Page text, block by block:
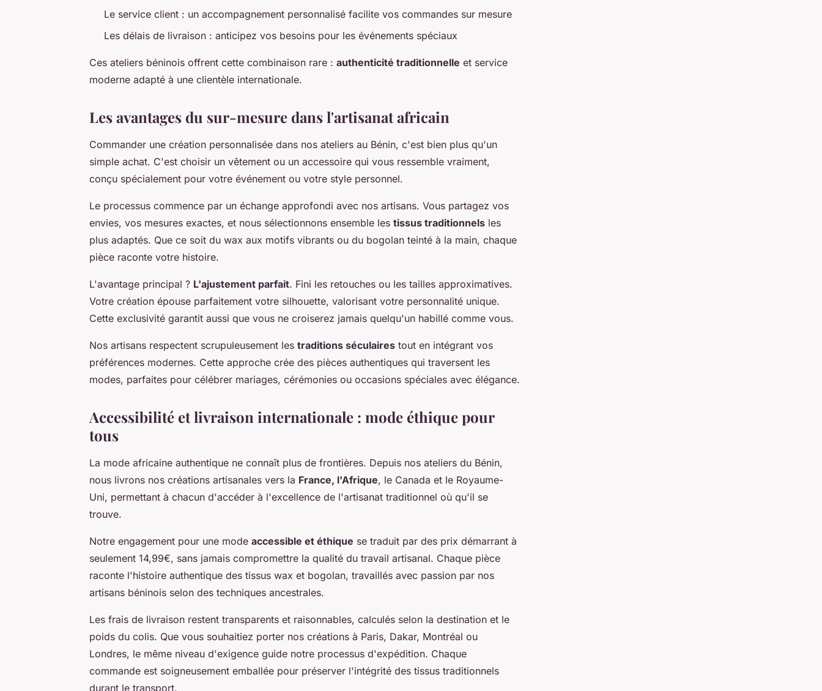
Le service client : un accompagnement personnalisé facilite vos commandes sur mesure
Les délais de livraison : anticipez vos besoins pour les événements spéciaux
Ces ateliers béninois offrent cette combinaison rare : authenticité traditionnelle et service
moderne adapté à une clientèle internationale.
Les avantages du sur-mesure dans l'artisanat africain
Commander une création personnalisée dans nos ateliers au Bénin, c'est bien plus qu'un
simple achat. C'est choisir un vêtement ou un accessoire qui vous ressemble vraiment,
conçu spécialement pour votre événement ou votre style personnel.
Le processus commence par un échange approfondi avec nos artisans. Vous partagez vos
envies, vos mesures exactes, et nous sélectionnons ensemble les tissus traditionnels les
plus adaptés. Que ce soit du wax aux motifs vibrants ou du bogolan teinté à la main, chaque
pièce raconte votre histoire.
L'avantage principal ? L'ajustement parfait. Fini les retouches ou les tailles approximatives.
Votre création épouse parfaitement votre silhouette, valorisant votre personnalité unique.
Cette exclusivité garantit aussi que vous ne croiserez jamais quelqu'un habillé comme vous.
Nos artisans respectent scrupuleusement les traditions séculaires tout en intégrant vos
préférences modernes. Cette approche crée des pièces authentiques qui traversent les
modes, parfaites pour célébrer mariages, cérémonies ou occasions spéciales avec élégance.
Accessibilité et livraison internationale : mode éthique pour
tous
La mode africaine authentique ne connaît plus de frontières. Depuis nos ateliers du Bénin,
nous livrons nos créations artisanales vers la France, l'Afrique, le Canada et le Royaume-
Uni, permettant à chacun d'accéder à l'excellence de l'artisanat traditionnel où qu'il se
trouve.
Notre engagement pour une mode accessible et éthique se traduit par des prix démarrant à
seulement 14,99€, sans jamais compromettre la qualité du travail artisanal. Chaque pièce
raconte l'histoire authentique des tissus wax et bogolan, travaillés avec passion par nos
artisans béninois selon des techniques ancestrales.
Les frais de livraison restent transparents et raisonnables, calculés selon la destination et le
poids du colis. Que vous souhaitiez porter nos créations à Paris, Dakar, Montréal ou
Londres, le même niveau d'exigence guide notre processus d'expédition. Chaque
commande est soigneusement emballée pour préserver l'intégrité des tissus traditionnels
durant le transport.